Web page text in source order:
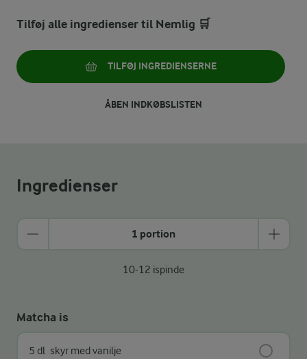
Tilføj alle ingredienser til Nemlig 🛒
TILFØJ INGREDIENSERNE
ÅBEN INDKØBSLISTEN
Ingredienser
1 portion
10-12 ispinde
Matcha is
5 dl skyr med vanilje